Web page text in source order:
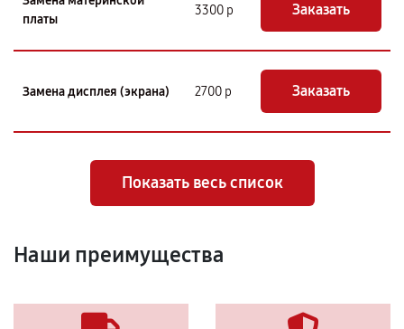
платы
3300 р Заказать
Замена дисплея (экрана) 2700 р Заказать
Показать весь список
Наши преимущества